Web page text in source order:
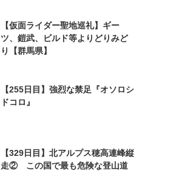
【仮面ライダー聖地巡礼】ギー
ツ、鎧武、ビルド等よりどりみど
り【群馬県】
【255日目】強烈な禁足『オソロシ
ドコロ』
【329日目】北アルプス穂高連峰縦
走② この国で最も危険な登山道